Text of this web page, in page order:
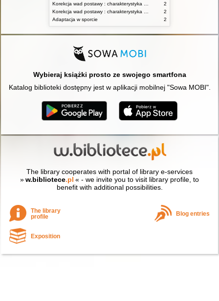
2
2
Adaptacja w sporcie
2
Wybieraj książki prosto ze swojego smartfona
Katalog biblioteki dostępny jest w aplikacji mobilnej "Sowa MOBI".
The library cooperates with portal of library e-services
»w.bibliotece.pl « - we invite you to visit library profile, to
benefit with additional possibilities.
The library
profile
Blog entries
Exposition